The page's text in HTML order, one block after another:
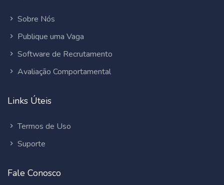
Sobre Nós
Publique uma Vaga
Software de Recrutamento
Avaliação Comportamental
Links Úteis
Termos de Uso
Suporte
Fale Conosco